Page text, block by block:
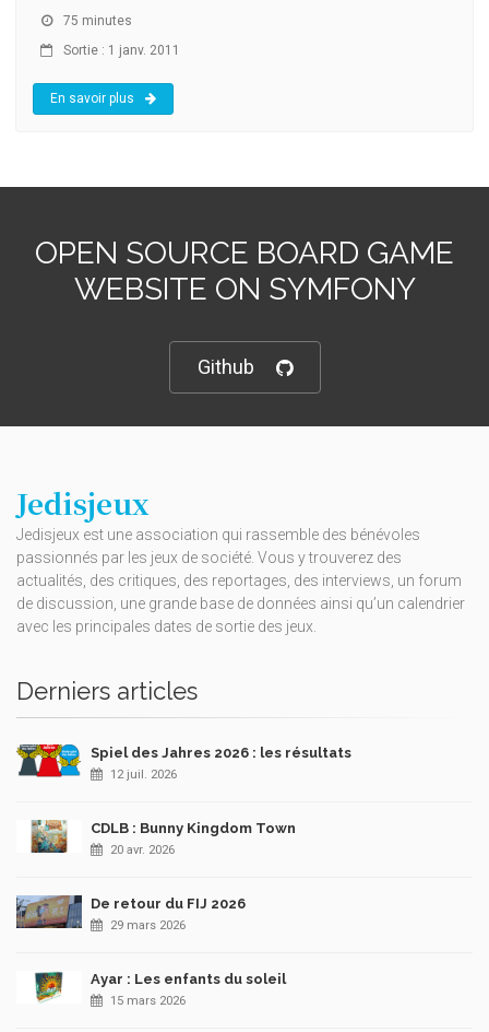
75 minutes
Sortie : 1 janv. 2011
En savoir plus
OPEN SOURCE BOARD GAME
WEBSITE ON SYMFONY
Github
Jedisjeux
Jedisjeux est une association qui rassemble des bénévoles
passionnés par les jeux de société. Vous y trouverez des
actualités, des critiques, des reportages, des interviews, un forum
de discussion, une grande base de données ainsi qu’un calendrier
avec les principales dates de sortie des jeux.
Derniers articles
Spiel des Jahres 2026 : les résultats
12 juil. 2026
CDLB : Bunny Kingdom Town
20 avr. 2026
De retour du FIJ 2026
29 mars 2026
Ayar : Les enfants du soleil
15 mars 2026